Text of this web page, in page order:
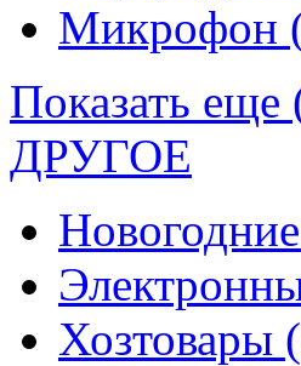
Микрофон
Показать еще
ДРУГОЕ
Хозтовары